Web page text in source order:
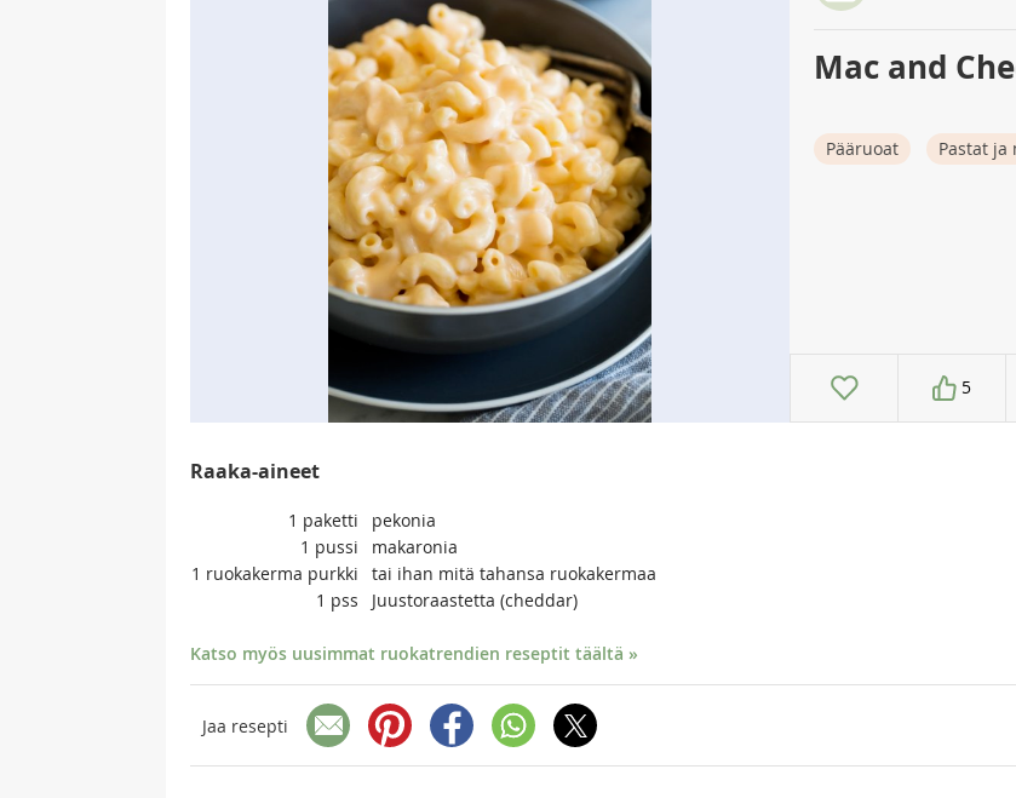
Mac and
Pääruoat Pastat
5
Raaka-aineet
1 paketti
pekonia
1 pussi
makaronia
1 ruokakerma purkki
tai ihan mitä tahansa ruokakermaa
1 pss Juustoraastetta (cheddar)
Katso myös uusimmat ruokatrendien reseptit täältä »
Jaa resepti